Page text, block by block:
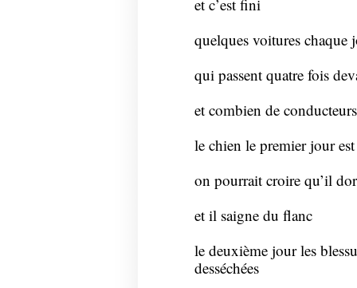
et c’est fini
quelques voitures chaque
qui passent quatre fois
et combien de
le chien le premier jour
on pourrait croire qu’il
et il saigne du flanc
le deuxième jour les
desséchées